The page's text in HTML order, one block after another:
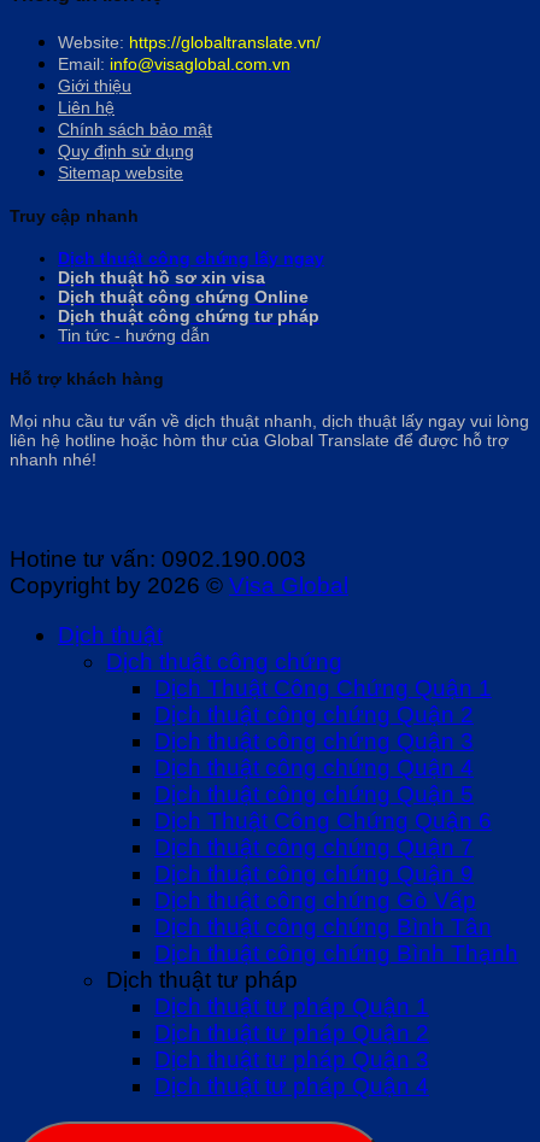
Website: https://globaltranslate.vn/
Email: info@visaglobal.com.vn
Giới thiệu
Liên hệ
Chính sách bảo mật
Quy định sử dụng
Sitemap website
Truy cập nhanh
Dịch thuật công chứng lấy ngay
Dịch thuật hồ sơ xin visa
Dịch thuật công chứng Online
Dịch thuật công chứng tư pháp
Tin tức - hướng dẫn
Hỗ trợ khách hàng
Mọi nhu cầu tư vấn về dịch thuật nhanh, dịch thuật lấy ngay vui lòng
liên hệ hotline hoặc hòm thư của Global Translate để được hỗ trợ
nhanh nhé!
Hotine tư vấn: 0902.190.003
Copyright by 2026 © Visa Global
Dịch thuật
Dịch thuật công chứng
Dịch Thuật Công Chứng Quận 1
Dịch thuật công chứng Quận 2
Dịch thuật công chứng Quận 3
Dịch thuật công chứng Quận 4
Dịch thuật công chứng Quận 5
Dịch Thuật Công Chứng Quận 6
Dịch thuật công chứng Quận 7
Dịch thuật công chứng Quận 9
Dịch thuật công chứng Gò Vấp
Dịch thuật công chứng Bình Tân
Dịch thuật công chứng Bình Thạnh
Dịch thuật tư pháp
Dịch thuật tư pháp Quận 1
Dịch thuật tư pháp Quận 2
Dịch thuật tư pháp Quận 3
Dịch thuật tư pháp Quận 4